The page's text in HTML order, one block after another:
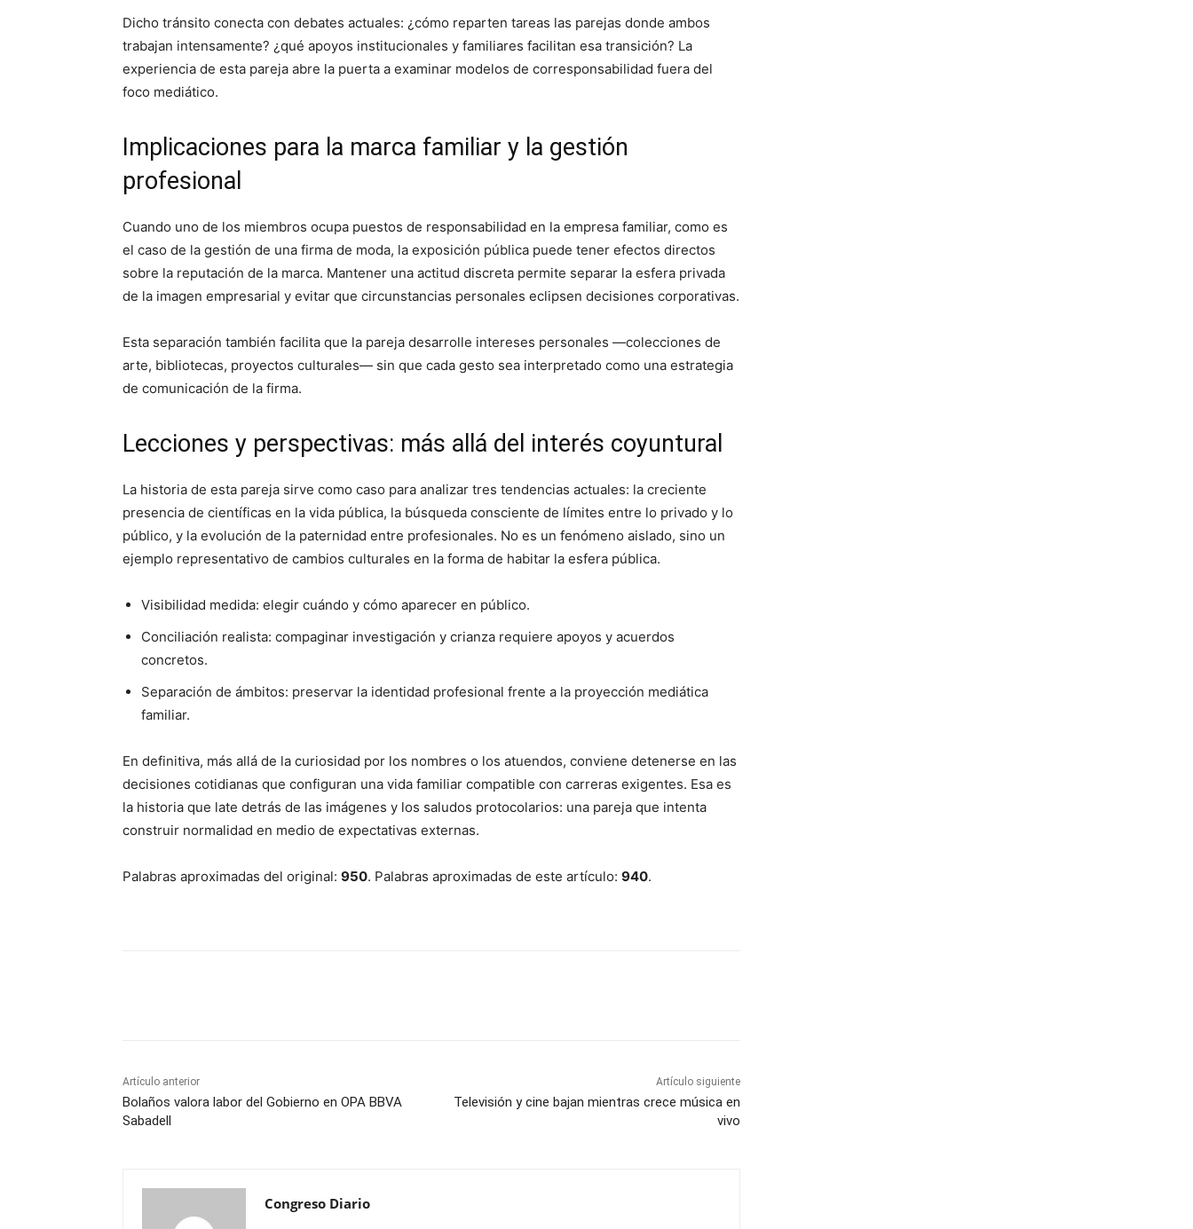
Dicho tránsito conecta con debates actuales: ¿cómo reparten tareas las parejas donde ambos
trabajan intensamente? ¿qué apoyos institucionales y familiares facilitan esa transición? La
experiencia de esta pareja abre la puerta a examinar modelos de corresponsabilidad fuera del
foco mediático.
Implicaciones para la marca familiar y la gestión
profesional
Cuando uno de los miembros ocupa puestos de responsabilidad en la empresa familiar, como es
el caso de la gestión de una firma de moda, la exposición pública puede tener efectos directos
sobre la reputación de la marca. Mantener una actitud discreta permite separar la esfera privada
de la imagen empresarial y evitar que circunstancias personales eclipsen decisiones corporativas.
Esta separación también facilita que la pareja desarrolle intereses personales —colecciones de
arte, bibliotecas, proyectos culturales— sin que cada gesto sea interpretado como una estrategia
de comunicación de la firma.
Lecciones y perspectivas: más allá del interés coyuntural
La historia de esta pareja sirve como caso para analizar tres tendencias actuales: la creciente
presencia de científicas en la vida pública, la búsqueda consciente de límites entre lo privado y lo
público, y la evolución de la paternidad entre profesionales. No es un fenómeno aislado, sino un
ejemplo representativo de cambios culturales en la forma de habitar la esfera pública.
Visibilidad medida: elegir cuándo y cómo aparecer en público.
Conciliación realista: compaginar investigación y crianza requiere apoyos y acuerdos
concretos.
Separación de ámbitos: preservar la identidad profesional frente a la proyección mediática
familiar.
En definitiva, más allá de la curiosidad por los nombres o los atuendos, conviene detenerse en las
decisiones cotidianas que configuran una vida familiar compatible con carreras exigentes. Esa es
la historia que late detrás de las imágenes y los saludos protocolarios: una pareja que intenta
construir normalidad en medio de expectativas externas.
Palabras aproximadas del original: 950. Palabras aproximadas de este artículo: 940.
Artículo anterior
Bolaños valora labor del Gobierno en OPA BBVA
Sabadell
Artículo siguiente
Televisión y cine bajan mientras crece música en
vivo
Congreso Diario